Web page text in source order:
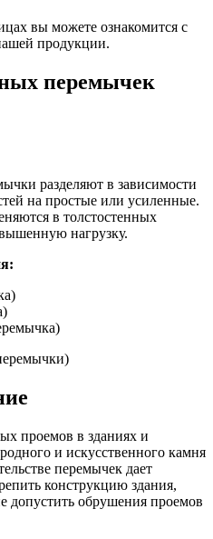
вы можете ознакомится с
продукции.
перемычек
разделяют в зависимости
на простые или усиленные.
в толстостенных
нагрузку.
проемов в зданиях и
и искусственного камня
перемычек дает
конструкцию здания,
допустить обрушения проемов